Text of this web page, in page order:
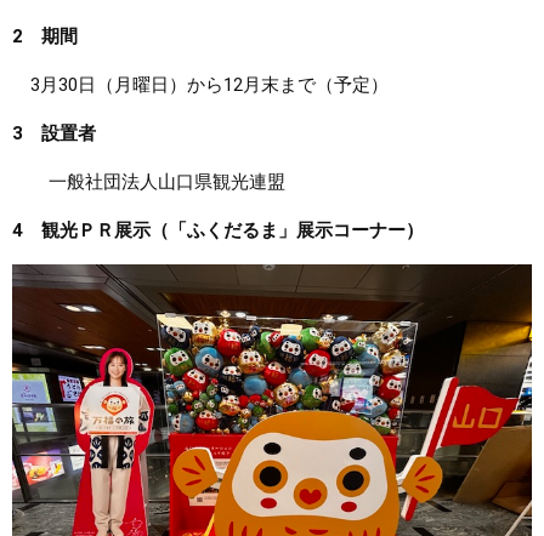
2 期間
3月30日（月曜日）から12月末まで（予定）
3 設置者
一般社団法人山口県観光連盟
4 観光ＰＲ展示（「ふくだるま」展示コーナー）